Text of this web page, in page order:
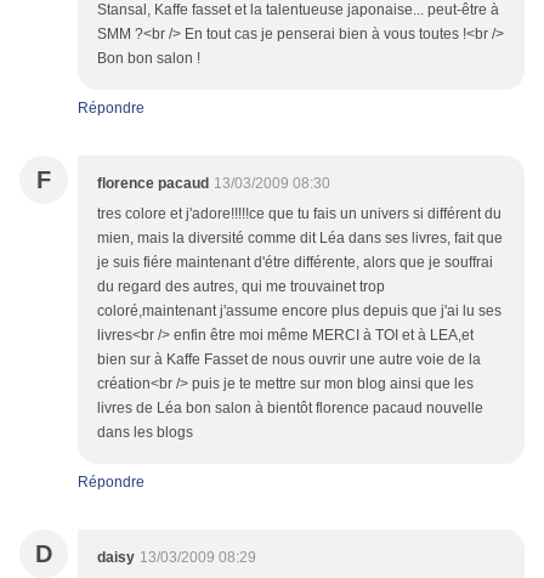
Stansal, Kaffe fasset et la talentueuse japonaise... peut-être à
SMM ?<br /> En tout cas je penserai bien à vous toutes !<br />
Bon bon salon !
Répondre
F florence pacaud 13/03/2009 08:30
tres colore et j'adore!!!!!ce que tu fais un univers si différent du
mien, mais la diversité comme dit Léa dans ses livres, fait que
je suis fiére maintenant d'étre différente, alors que je souffrai
du regard des autres, qui me trouvainet trop
coloré,maintenant j'assume encore plus depuis que j'ai lu ses
livres<br /> enfin être moi même MERCI à TOI et à LEA,et
bien sur à Kaffe Fasset de nous ouvrir une autre voie de la
création<br /> puis je te mettre sur mon blog ainsi que les
livres de Léa bon salon à bientôt florence pacaud nouvelle
dans les blogs
Répondre
D daisy 13/03/2009 08:29